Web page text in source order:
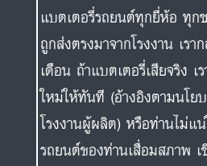
แบตเตอรี่รถยนต์ทุกยี่ห้อ ทุก
ถูกส่งตรงมาจากโรงงาน เร
เดือน ถ้าแบตเตอรี่เสียจริง เ
ใหม่ให้ทันที (อ้างอิงตามนโย
โรงงานผู้ผลิต) หรือท่านไม่แ
รถยนต์ของท่านเสื่อมสภาพ เ